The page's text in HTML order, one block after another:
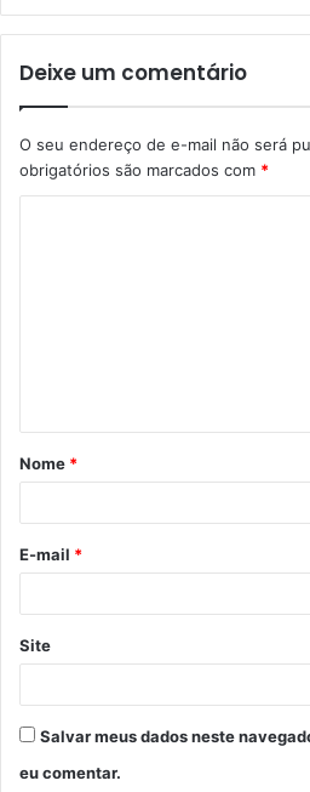
Deixe um comentário
O seu endereço de e-mail não será
obrigatórios são marcados com *
á
r
*
Nome *
E-mail *
Site
Salvar meus dados neste
eu comentar.